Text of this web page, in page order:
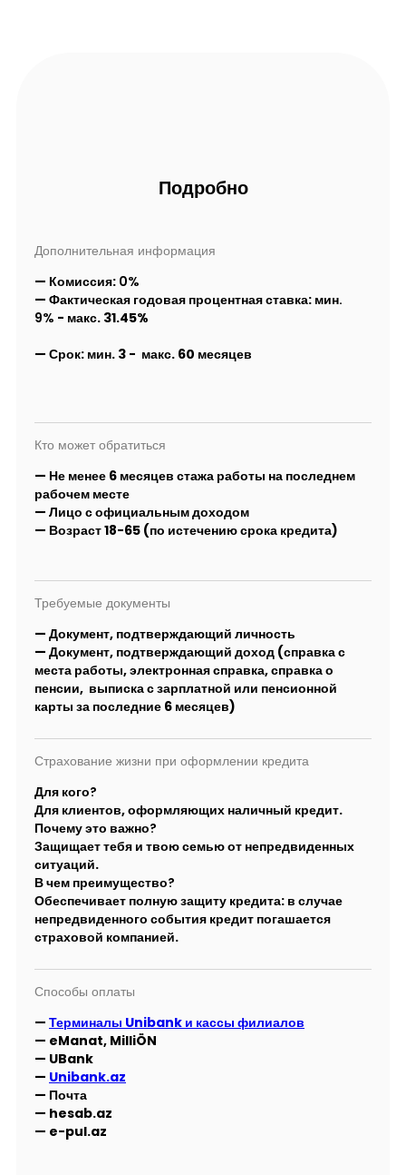
Подробно
Дополнительная информация
— Комиссия: 0%
— Фактическая годовая процентная ставка: мин.
9% - макс. 31.45%
— Срок: мин. 3 - макс. 60 месяцев
Кто может обратиться
— Не менее 6 месяцев стажа работы на последнем
рабочем месте
— Лицо с официальным доходом
— Возраст 18-65 (по истечению срока кредита)
Требуемые документы
— Документ, подтверждающий личность
— Документ, подтверждающий доход (справка с
места работы, электронная справка, справка о
пенсии, выписка с зарплатной или пенсионной
карты за последние 6 месяцев)
Страхование жизни при оформлении кредита
Для кого?
Для клиентов, оформляющих наличный кредит.
Почему это важно?
Защищает тебя и твою семью от непредвиденных
ситуаций.
В чем преимущество?
Обеспечивает полную защиту кредита: в случае
непредвиденного события кредит погашается
страховой компанией.
Способы оплаты
— Терминалы Unibank и кассы филиалов
— eManat, MilliÖN
— UBank
— Unibank.az
— Почта
— hesab.az
— e-pul.az